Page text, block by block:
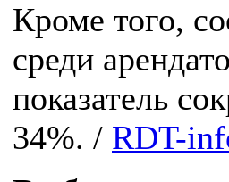
Кроме того,
среди
показатель
34%. / RDT-